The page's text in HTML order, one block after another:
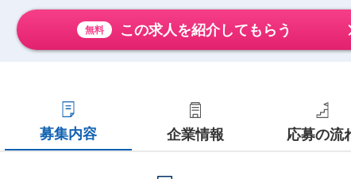
無料 この求人を紹介してもらう
募集内容 企業情報 応募の流